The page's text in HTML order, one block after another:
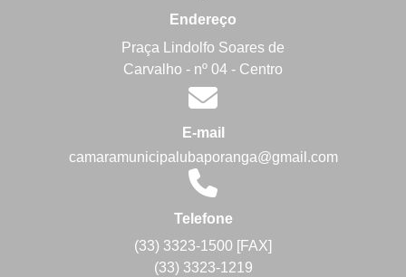
Endereço
Praça Lindolfo Soares de
Carvalho - nº 04 - Centro
E-mail
camaramunicipalubaporanga@gmail.com
Telefone
(33) 3323-1500 [FAX]
(33) 3323-1219